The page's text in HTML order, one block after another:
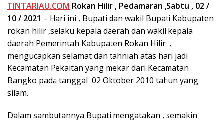
TINTARIAU.COM Rokan Hilir , Pedamaran ,Sabtu , 02 /
10 / 2021 – Hari ini , Bupati dan wakil Bupati Kabupaten
rokan hilir ,selaku kepala daerah dan wakil kepala
daerah Pemerintah Kabupaten Rokan Hilir ,
mengucapkan selamat dan tahniah atas hari jadi
Kecamatan Pekaitan yang mekar dari Kecamatan
Bangko pada tanggal 02 Oktober 2010 tahun yang
silam.
Dalam sambutannya Bupati mengatakan , semakin